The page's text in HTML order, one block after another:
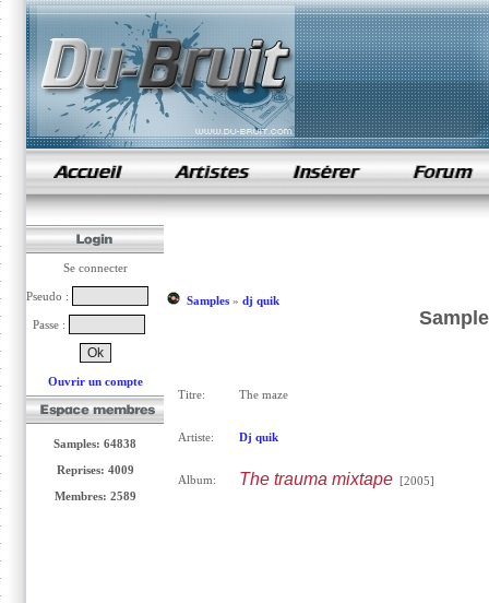
samples de rap
Se connecter
Pseudo :
Passe :
Ouvrir un compte
Samples: 64838
Reprises: 4009
Membres: 2589
Samples» dj quik
Titre: The maze
Artiste: Dj quik
Album: The trauma mixtape[2005]